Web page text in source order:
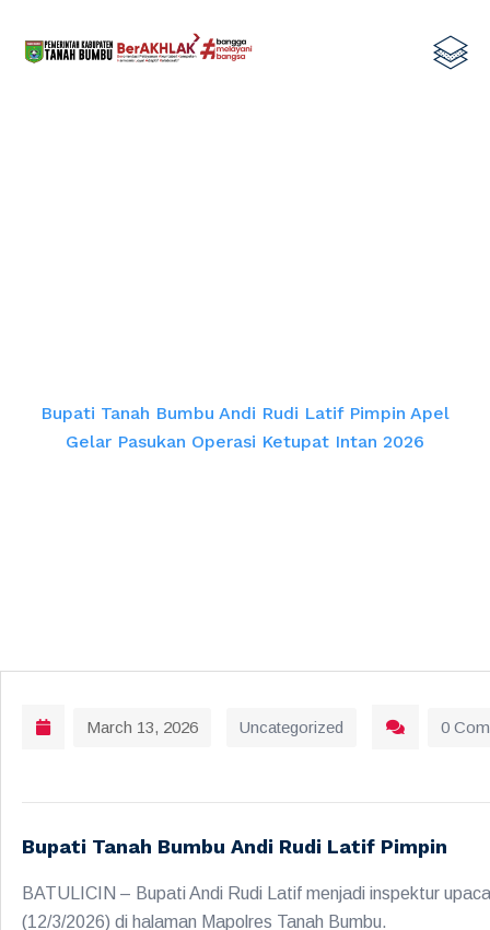
Bupati Tanah Bumbu Andi Rudi Latif Pimpin Apel
Gelar Pasukan Operasi Ketupat Intan 2026
March 13, 2026 Uncategorized 0
Bupati Tanah Bumbu Andi Rudi Latif Pimpin
BATULICIN – Bupati Andi Rudi Latif menjadi inspektur
(12/3/2026) di halaman Mapolres Tanah Bumbu.